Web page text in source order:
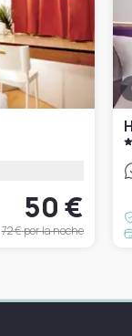
50 €
72 €por la noche